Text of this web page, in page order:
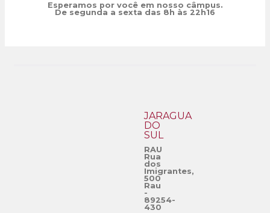
Esperamos por você em nosso câmpus.
De segunda a sexta das 8h às 22h16
JARAGUÁ
DO
SUL
RAU
Rua
dos
Imigrantes,
500
Rau
-
89254-
430